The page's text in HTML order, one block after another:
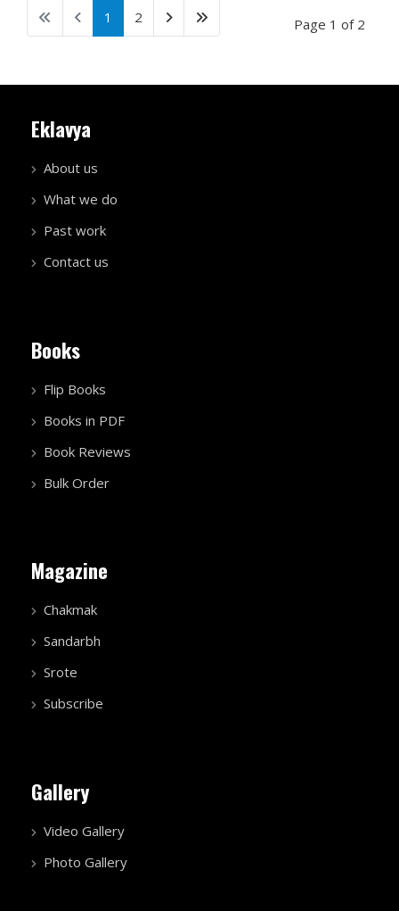
Page 1 of 2
1 2
Eklavya
About us
What we do
Past work
Contact us
Books
Flip Books
Books in PDF
Book Reviews
Bulk Order
Magazine
Chakmak
Sandarbh
Srote
Subscribe
Gallery
Video Gallery
Photo Gallery